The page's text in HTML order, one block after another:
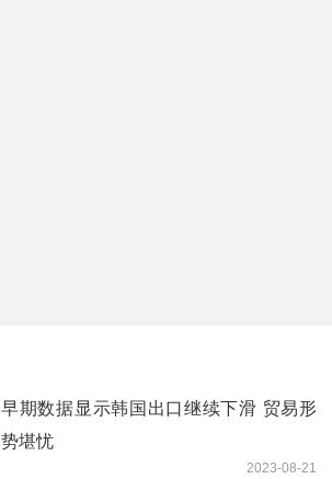
早期数据显示韩国出口继续下滑 贸易形
势堪忧
2023-08-21